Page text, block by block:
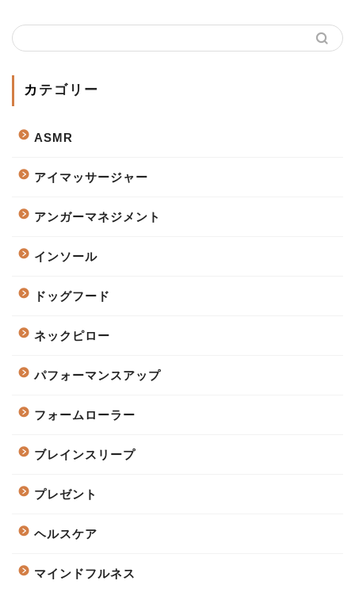
カテゴリー
ASMR
アイマッサージャー
アンガーマネジメント
インソール
ドッグフード
ネックピロー
パフォーマンスアップ
フォームローラー
ブレインスリープ
プレゼント
ヘルスケア
マインドフルネス